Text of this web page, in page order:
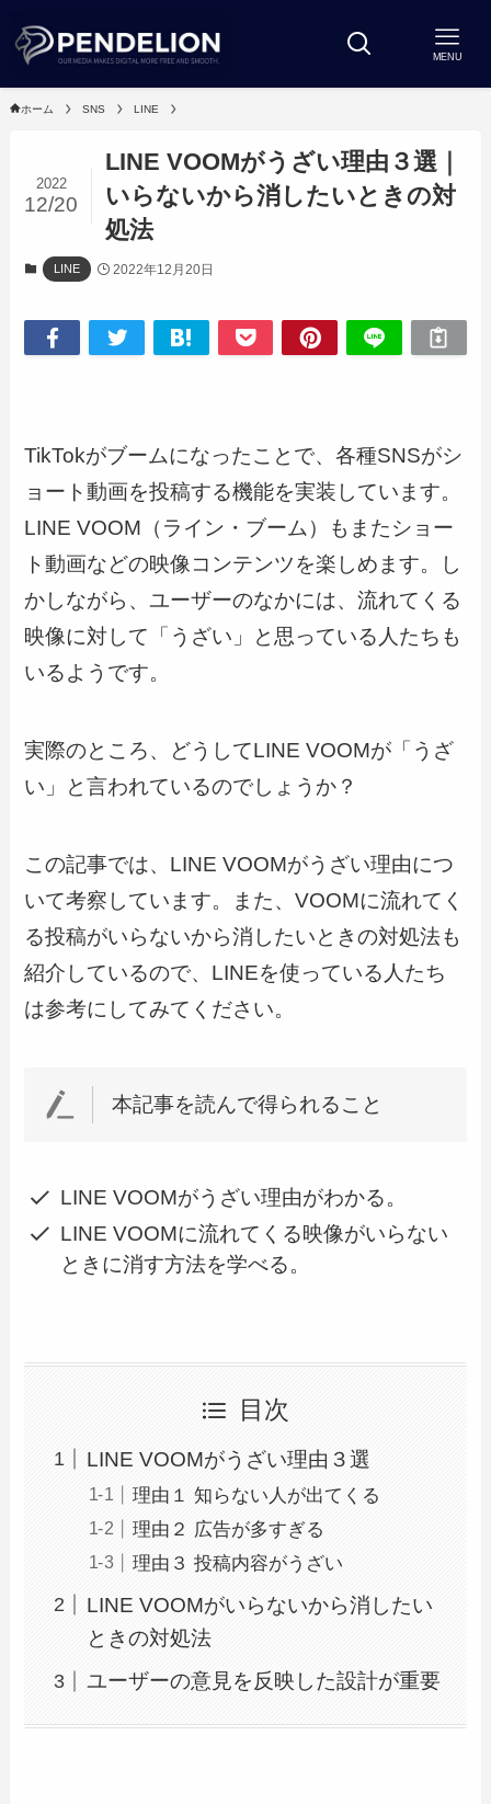
MENU
ホーム SNS LINE
LINE VOOMがうざい理由３選｜
いらないから消したいときの対
処法
2022
12/20
LINE 2022年12月20日
TikTokがブームになったことで、各種SNSがシ
ョート動画を投稿する機能を実装しています。
LINE VOOM（ライン・ブーム）もまたショー
ト動画などの映像コンテンツを楽しめます。し
かしながら、ユーザーのなかには、流れてくる
映像に対して「うざい」と思っている人たちも
いるようです。
実際のところ、どうしてLINE VOOMが「うざ
い」と言われているのでしょうか？
この記事では、LINE VOOMがうざい理由につ
いて考察しています。また、VOOMに流れてく
る投稿がいらないから消したいときの対処法も
紹介しているので、LINEを使っている人たち
は参考にしてみてください。
本記事を読んで得られること
LINE VOOMがうざい理由がわかる。
LINE VOOMに流れてくる映像がいらない
ときに消す方法を学べる。
目次
LINE VOOMがうざい理由３選
理由１ 知らない人が出てくる
理由２ 広告が多すぎる
理由３ 投稿内容がうざい
LINE VOOMがいらないから消したい
ときの対処法
ユーザーの意見を反映した設計が重要